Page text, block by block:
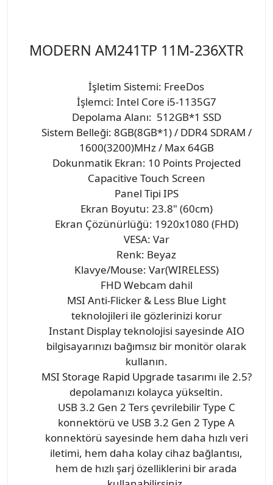
MODERN AM241TP 11M-236XTR
İşletim Sistemi: FreeDos
İşlemci: Intel Core i5-1135G7
Depolama Alanı: 512GB*1 SSD
Sistem Belleği: 8GB(8GB*1) / DDR4 SDRAM /
1600(3200)MHz / Max 64GB
Dokunmatik Ekran: 10 Points Projected
Capacitive Touch Screen
Panel Tipi IPS
Ekran Boyutu: 23.8" (60cm)
Ekran Çözünürlüğü: 1920x1080 (FHD)
VESA: Var
Renk: Beyaz
Klavye/Mouse: Var(WIRELESS)
FHD Webcam dahil
MSI Anti-Flicker & Less Blue Light
teknolojileri ile gözlerinizi korur
Instant Display teknolojisi sayesinde AIO
bilgisayarınızı bağımsız bir monitör olarak
kullanın.
MSI Storage Rapid Upgrade tasarımı ile 2.5?
depolamanızı kolayca yükseltin.
USB 3.2 Gen 2 Ters çevrilebilir Type C
konnektörü ve USB 3.2 Gen 2 Type A
konnektörü sayesinde hem daha hızlı veri
iletimi, hem daha kolay cihaz bağlantısı,
hem de hızlı şarj özelliklerini bir arada